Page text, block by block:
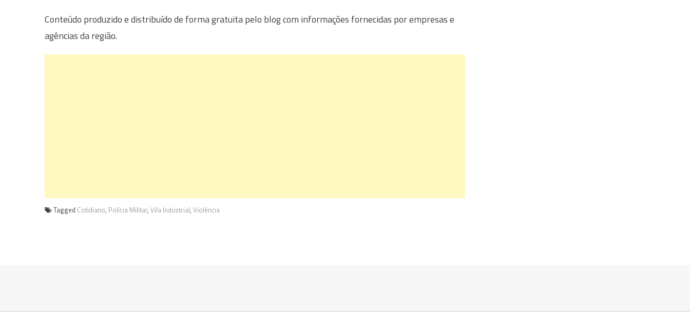
Conteúdo produzido e distribuído de forma gratuita pelo blog com informações fornecidas por empresas e
agências da região.
Tagged Cotidiano, Polícia Militar, Vila Industrial, Violência